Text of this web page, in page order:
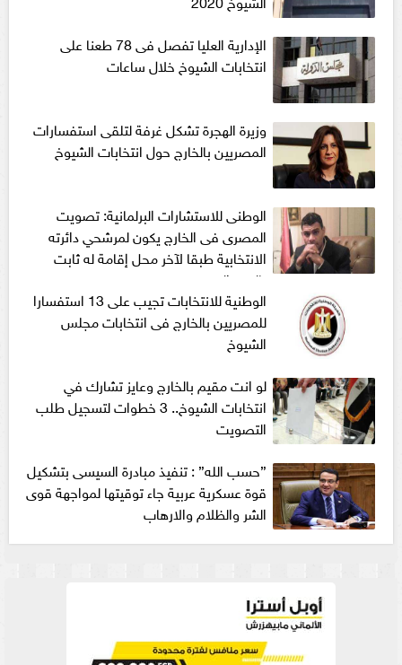
الإدارية العليا تفصل فى 78 طعنا على
انتخابات الشيوخ خلال ساعات
وزيرة الهجرة تشكل غرفة لتلقى استفسارات
المصريين بالخارج حول انتخابات الشيوخ
الوطنى للاستشارات البرلمانية: تصويت
المصرى فى الخارج يكون لمرشحي دائرته
الانتخابية طبقا لآخر محل إقامة له ثابت
بالرقم القومي
الوطنية للانتخابات تجيب على 13 استفسارا
للمصريين بالخارج فى انتخابات مجلس
الشيوخ
لو انت مقيم بالخارج وعايز تشارك في
انتخابات الشيوخ.. 3 خطوات لتسجيل طلب
التصويت
”حسب الله” : تنفيذ مبادرة السيسى بتشكيل
قوة عسكرية عربية جاء توقيتها لمواجهة قوى
الشر والظلام والارهاب